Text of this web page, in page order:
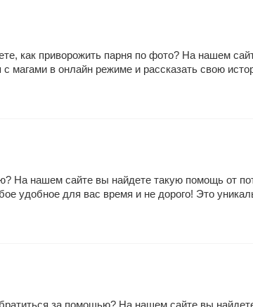
как приворожить парня по фото? На нашем
в онлайн режиме и рассказать свою
На нашем сайте вы найдете такую помощь от
удобное для вас время и не дорого! Это
за помощью? На нашем сайте вы